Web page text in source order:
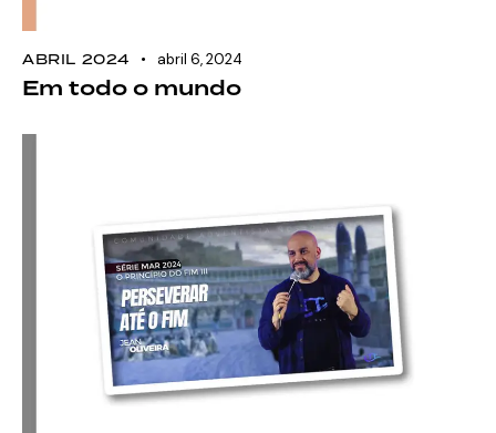
ABRIL 2024 abril 6, 2024
Em todo o mundo